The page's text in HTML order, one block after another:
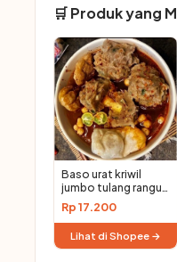
🛒 Produk yang
Baso urat kriwil
jumbo tulang rangu
tulang rawan
Rp 17.200
Lihat di Shopee →